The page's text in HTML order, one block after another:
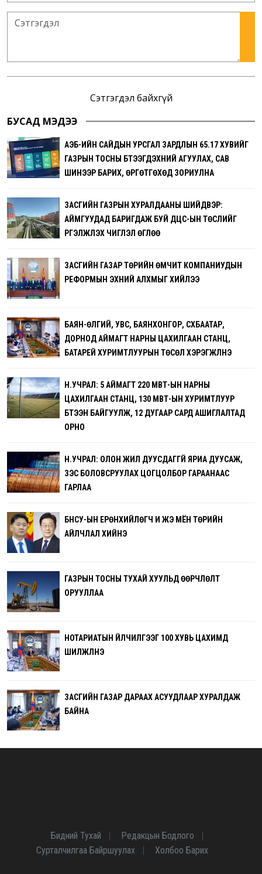
Сэтгэгдэл байхгүй
БУСАД МЭДЭЭ
АҮЭБ-ИЙН САЙДЫН УРСГАЛ ЗАРДЛЫН 65.17 ХУВИЙГ
ГАЗРЫН ТОСНЫ БҮТЭЭГДЭХҮҮНИЙ АГУУЛАХ, САВ
ШИНЭЭР БАРИХ, ӨРГӨТГӨХӨД ЗОРИУЛНА
ЗАСГИЙН ГАЗРЫН ХУРАЛДААНЫ ШИЙДВЭР:
АЙМГУУДАД БАРИГДАЖ БУЙ ДЦС-ЫН ТӨСЛИЙГ
ҮРГЭЛЖҮҮЛЭХ ЧИГЛЭЛ ӨГЛӨӨ
ЗАСГИЙН ГАЗАР ТӨРИЙН ӨМЧИТ КОМПАНИУДЫН
РЕФОРМЫН ЭХНИЙ АЛХМЫГ ХИЙЛЭЭ
БАЯН-ӨЛГИЙ, УВС, БАЯНХОНГОР, СҮХБААТАР,
ДОРНОД АЙМАГТ НАРНЫ ЦАХИЛГААН СТАНЦ,
БАТАРЕЙ ХУРИМТЛУУРЫН ТӨСӨЛ ХЭРЭГЖҮҮЛНЭ
Н.УЧРАЛ: 5 АЙМАГТ 220 МВТ-ЫН НАРНЫ
ЦАХИЛГААН СТАНЦ, 130 МВТ-ЫН ХУРИМТЛУУР
БҮТЭЭН БАЙГУУЛЖ, 12 ДУГААР САРД АШИГЛАЛТАД
ОРНО
Н.УЧРАЛ: ОЛОН ЖИЛ ДУУСДАГГҮЙ ЯРИА ДУУСАЖ,
ЗЭС БОЛОВСРУУЛАХ ЦОГЦОЛБОР ГАРААНААС
ГАРЛАА
БНСУ-ЫН ЕРӨНХИЙЛӨГЧ И ЖЭ МЁН ТӨРИЙН
АЙЛЧЛАЛ ХИЙНЭ
ГАЗРЫН ТОСНЫ ТУХАЙ ХУУЛЬД ӨӨРЧЛӨЛТ
ОРУУЛЛАА
НОТАРИАТЫН ҮЙЛЧИЛГЭЭГ 100 ХУВЬ ЦАХИМД
ШИЛЖҮҮЛНЭ
ЗАСГИЙН ГАЗАР ДАРААХ АСУУДЛААР ХУРАЛДАЖ
БАЙНА
Бидний Тухай
Редакцын Бодлого
Сурталчилгаа Байршуулах
Холбоо Барих